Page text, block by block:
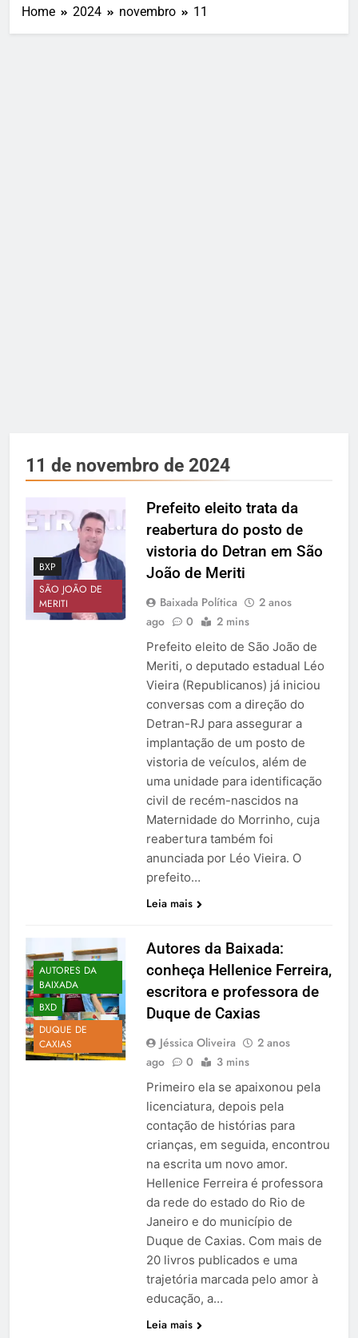
Home 2024 novembro 11
11 de novembro de 2024
BXP
SÃO JOÃO DE
MERITI
Prefeito eleito trata da
reabertura do posto de
vistoria do Detran em São
João de Meriti
Baixada Política
2 anos
ago
0 2 mins
Prefeito eleito de São João de
Meriti, o deputado estadual Léo
Vieira (Republicanos) já iniciou
conversas com a direção do
Detran-RJ para assegurar a
implantação de um posto de
vistoria de veículos, além de
uma unidade para identificação
civil de recém-nascidos na
Maternidade do Morrinho, cuja
reabertura também foi
anunciada por Léo Vieira. O
prefeito…
Leia mais
AUTORES DA
BAIXADA
BXD
DUQUE DE
CAXIAS
Autores da Baixada:
conheça Hellenice Ferreira,
escritora e professora de
Duque de Caxias
Jéssica Oliveira
2 anos
ago
0 3 mins
Primeiro ela se apaixonou pela
licenciatura, depois pela
contação de histórias para
crianças, em seguida, encontrou
na escrita um novo amor.
Hellenice Ferreira é professora
da rede do estado do Rio de
Janeiro e do município de
Duque de Caxias. Com mais de
20 livros publicados e uma
trajetória marcada pelo amor à
educação, a…
Leia mais